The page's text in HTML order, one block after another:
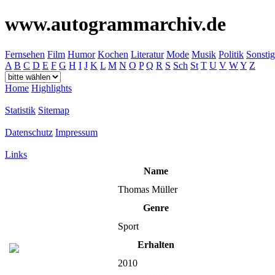
www.autogrammarchiv.de
Fernsehen Film Humor Kochen Literatur Mode Musik Politik
A B C D E F G H I J K L M N O P Q R S Sch St T U V WY Z
Home Highlights
Statistik Sitemap
Datenschutz Impressum
Links
Name
Thomas Müller
Genre
Sport
Erhalten
2010